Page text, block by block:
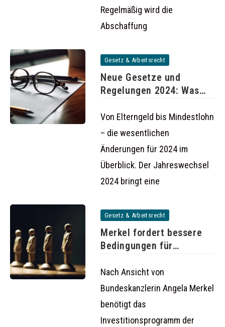
Regelmäßig wird die
Abschaffung
Gesetz & Arbeitsrecht
Neue Gesetze und
Regelungen 2024: Was
Von Elterngeld bis Mindestlohn
– die wesentlichen
Änderungen für 2024 im
Überblick. Der Jahreswechsel
2024 bringt eine
Gesetz & Arbeitsrecht
Merkel fordert bessere
Bedingungen für
Nach Ansicht von
Bundeskanzlerin Angela Merkel
benötigt das
Investitionsprogramm der